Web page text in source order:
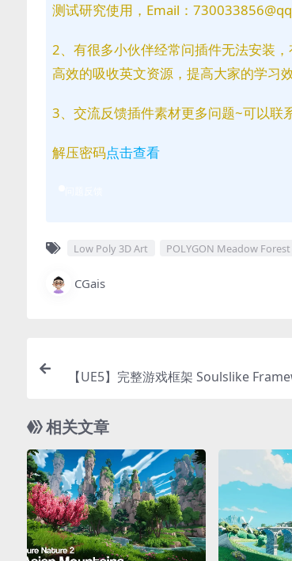
测试研究使用，Email：
2、有很多小伙伴经常问插件无法安装
高效的吸收英文资源，提高大家的学习
3、交流反馈插件素材更多问题~可以联
解压密码点击查看
Low Poly 3D Art POLYGON Meadow Forest
CGais
【UE5】完整游戏框架 Soulslike
相关文章